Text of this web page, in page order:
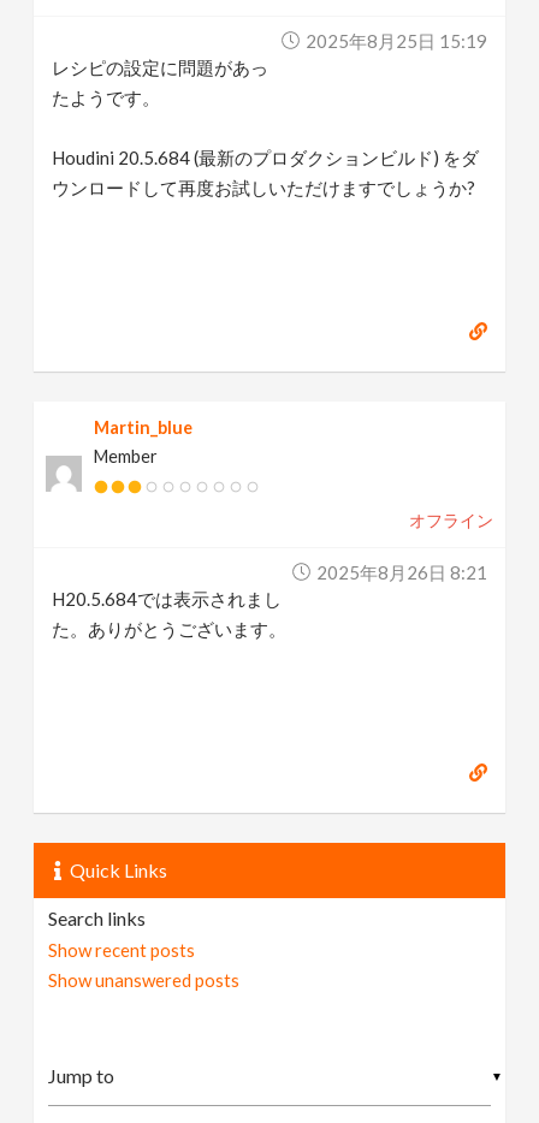
2025年8月25日 15:19
レシピの設定に問題があっ
たようです。
Houdini 20.5.684 (最新のプロダクションビルド) をダ
ウンロードして再度お試しいただけますでしょうか?
Martin_blue
Member
オフライン
2025年8月26日 8:21
H20.5.684では表示されまし
た。ありがとうございます。
Quick Links
Search links
Show recent posts
Show unanswered posts
▼